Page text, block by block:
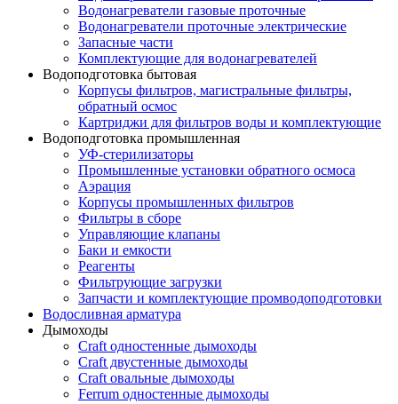
Водонагреватели газовые проточные
Водонагреватели проточные электрические
Запасные части
Комплектующие для водонагревателей
Водоподготовка бытовая
Корпусы фильтров, магистральные фильтры,
обратный осмос
Картриджи для фильтров воды и комплектующие
Водоподготовка промышленная
УФ-стерилизаторы
Промышленные установки обратного осмоса
Аэрация
Корпусы промышленных фильтров
Фильтры в сборе
Управляющие клапаны
Баки и емкости
Реагенты
Фильтрующие загрузки
Запчасти и комплектующие промводоподготовки
Водосливная арматура
Дымоходы
Craft одностенные дымоходы
Craft двустенные дымоходы
Craft овальные дымоходы
Ferrum одностенные дымоходы